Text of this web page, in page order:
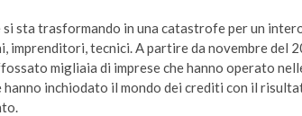
si sta trasformando in una catastrofe per un
imprenditori, tecnici. A partire da novembre del
migliaia di imprese che hanno operato
inchiodato il mondo dei crediti con il